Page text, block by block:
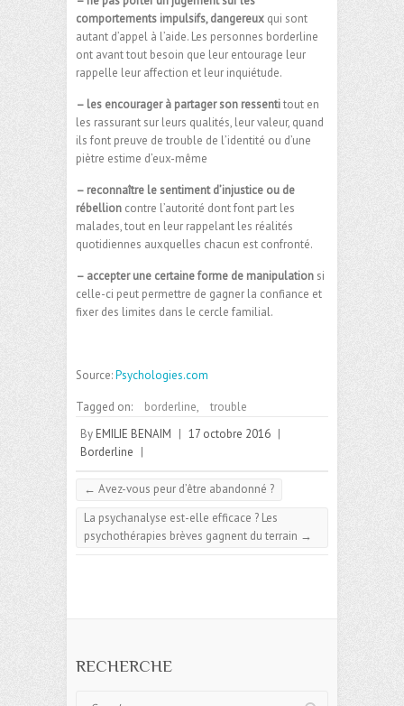
comportements impulsifs, dangereux qui sont
autant d’appel à l’aide. Les personnes borderline
ont avant tout besoin que leur entourage leur
rappelle leur affection et leur inquiétude.
– les encourager à partager son ressentitout en
les rassurant sur leurs qualités, leur valeur, quand
ils font preuve de trouble de l’identité ou d’une
piètre estime d’eux-même
– reconnaître le sentiment d’injustice ou de
rébellion contre l’autorité dont font part les
malades, tout en leur rappelant les réalités
quotidiennes auxquelles chacun est confronté.
– accepter une certaine forme de manipulation si
celle-ci peut permettre de gagner la confiance et
fixer des limites dans le cercle familial.
Source:Psychologies.com
Tagged on: borderline,
trouble
By EMILIE BENAIM | 17 octobre 2016 |
Borderline |
← Avez-vous peur d’être abandonné ?
La psychanalyse est-elle efficace ? Les
psychothérapies brèves gagnent du terrain →
RECHERCHE